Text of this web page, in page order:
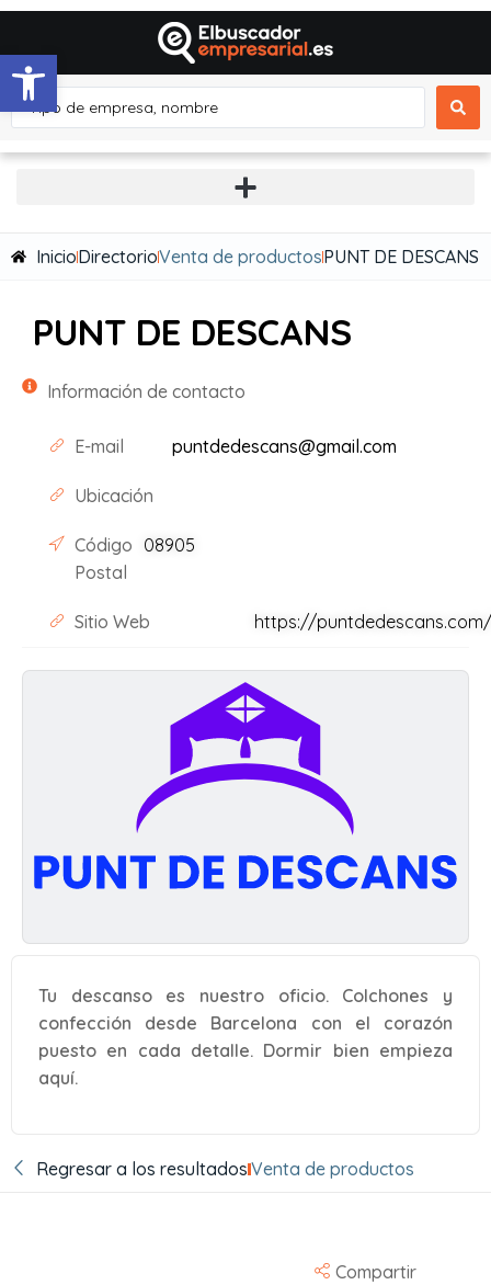
Abrir barra de herramientas
InicioDirectorioVenta de productosPUNT DE DESCANS
PUNT DE DESCANS
Información de contacto
E-mail puntdedescans@gmail.com
Ubicación
Código
Postal
08905
Sitio Web https://puntdedescans.com/
Tu descanso es nuestro oficio. Colchones y
confección desde Barcelona con el corazón
puesto en cada detalle. Dormir bien empieza
aquí.
Regresar a los resultadosVenta de productos
Compartir